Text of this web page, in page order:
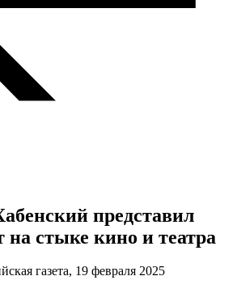
представил
стыке кино и театра
газета, 19 февраля 2025